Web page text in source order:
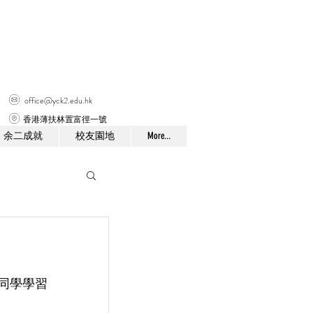
office@yck2.edu.hk
香港薄扶林置富徑一號
余二成就 校友園地 More...
學學習